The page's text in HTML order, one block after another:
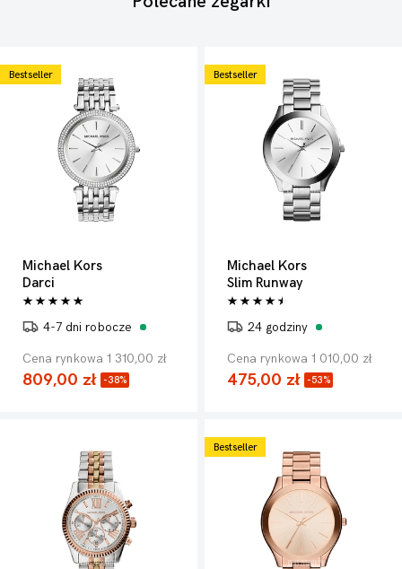
Bestseller
Michael Kors
Darci
4-7 dni robocze
Cena rynkowa 1 310,00 zł
809,00 zł -38%
Bestseller
Michael Kors
Slim Runway
24 godziny
Cena rynkowa 1 010,00 zł
475,00 zł -53%
Bestseller